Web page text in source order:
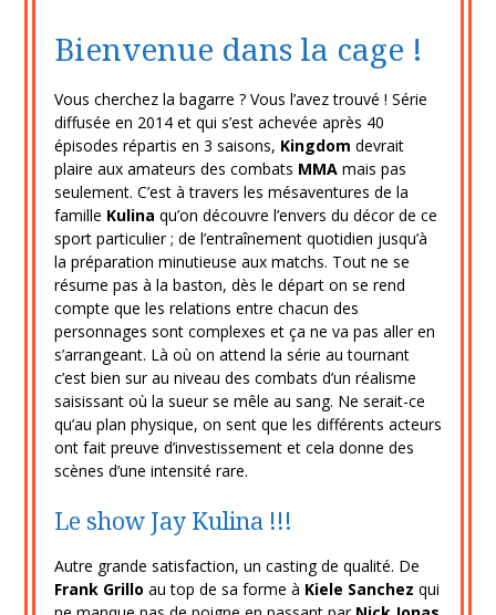
Bienvenue dans la cage !
Vous cherchez la bagarre ? Vous l’avez trouvé ! Série
diffusée en 2014 et qui s’est achevée après 40
épisodes répartis en 3 saisons, Kingdom devrait
plaire aux amateurs des combats MMAmais pas
seulement. C’est à travers les mésaventures de la
famille Kulina qu’on découvre l’envers du décor de ce
sport particulier ; de l’entraînement quotidien jusqu’à
la préparation minutieuse aux matchs. Tout ne se
résume pas à la baston, dès le départ on se rend
compte que les relations entre chacun des
personnages sont complexes et ça ne va pas aller en
s’arrangeant. Là où on attend la série au tournant
c’est bien sur au niveau des combats d’un réalisme
saisissant où la sueur se mêle au sang. Ne serait-ce
qu’au plan physique, on sent que les différents acteurs
ont fait preuve d’investissement et cela donne des
scènes d’une intensité rare.
Le show Jay Kulina !!!
Autre grande satisfaction, un casting de qualité. De
Frank Grillo au top de sa forme à Kiele Sanchez qui